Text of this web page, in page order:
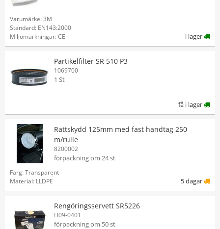
Varumärke: 3M
Standard: EN143:2000
Miljömärkningar: CE
i lager
Partikelfilter SR 510 P3
1069700
1 St
få i lager
Rattskydd 125mm med fast handtag 250
m/rulle
8200002
förpackning om 24 st
Färg: Transparent
Material: LLDPE
5 dagar
Rengöringsservett SR5226
H09-0401
förpackning om 50 st